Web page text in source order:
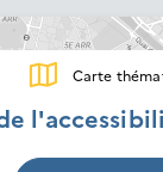
Carte